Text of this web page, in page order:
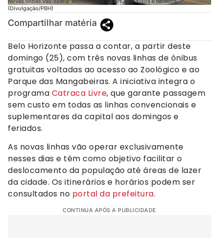
(Divulgação/PBH)
Compartilhar matéria
Belo Horizonte passa a contar, a partir deste
domingo (25), com três novas linhas de ônibus
gratuitas voltadas ao acesso ao Zoológico e ao
Parque das Mangabeiras. A iniciativa integra o
programa Catraca Livre, que garante passagem
sem custo em todas as linhas convencionais e
suplementares da capital aos domingos e
feriados.
As novas linhas vão operar exclusivamente
nesses dias e têm como objetivo facilitar o
deslocamento da população até áreas de lazer
da cidade. Os itinerários e horários podem ser
consultados no portal da prefeitura.
CONTINUA APÓS A PUBLICIDADE